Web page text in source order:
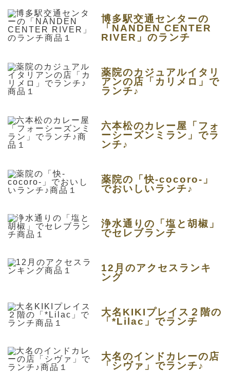
博多駅交通センターの
「NANDEN CENTER
RIVER」のランチ
薬院のカジュアルイタリ
アンの店「カリメロ」で
ランチ♪
六本松のカレー屋「フォ
ーシーズンミラン」でラ
ンチ♪
薬院の「快-cocoro-」
でおいしいランチ♪
浄水通りの「塩と胡椒」
でセレブランチ
12月のアクセスランキ
ング
大名KIKIプレイス２階の
「*Lilac」でランチ
大名のインドカレーの店
「シヴァ」でランチ♪